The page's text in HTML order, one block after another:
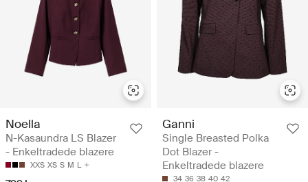
Noella
N-Kasaundra LS Blazer
- Enkeltradede blazere
XXS XS S M L
Ganni
Single Breasted Polka
Dot Blazer -
Enkeltradede blazere
34 36 38 40 42